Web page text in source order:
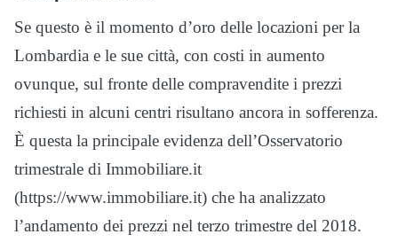
Se questo è il momento d’oro delle locazioni per la
Lombardia e le sue città, con costi in aumento
ovunque, sul fronte delle compravendite i prezzi
richiesti in alcuni centri risultano ancora in sofferenza.
È questa la principale evidenza dell’Osservatorio
trimestrale di Immobiliare.it
(https://www.immobiliare.it) che ha analizzato
l’andamento dei prezzi nel terzo trimestre del 2018.